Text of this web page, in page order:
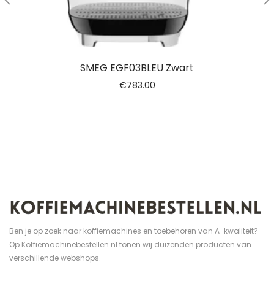
SMEG EGF03BLEU Zwart
€783.00
Ben je op zoek naar koffiemachines en toebehoren van A-kwaliteit?
Op Koffiemachinebestellen.nl tonen wij duizenden producten van
verschillende webshops.